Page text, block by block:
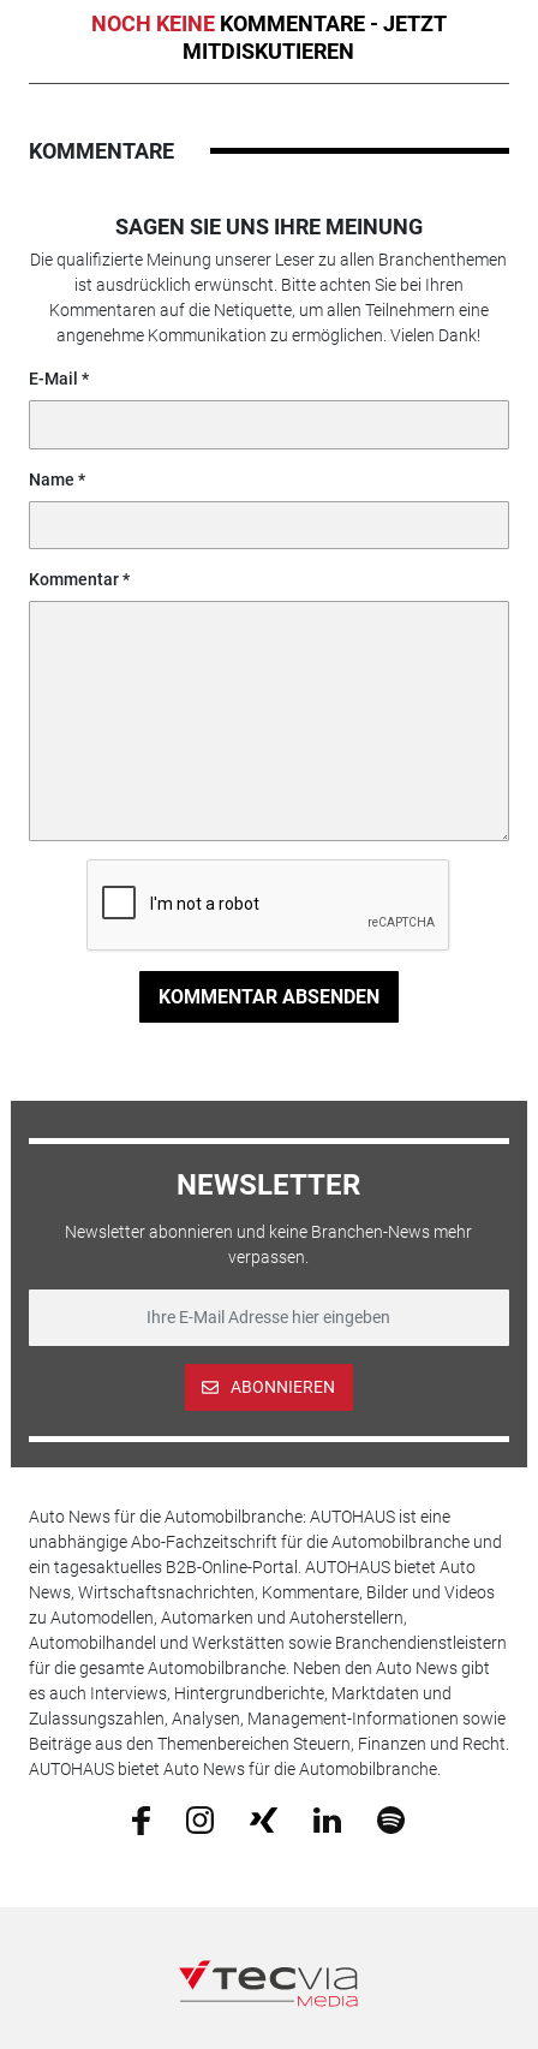
NOCH KEINE KOMMENTARE - JETZT
MITDISKUTIEREN
KOMMENTARE
SAGEN SIE UNS IHRE MEINUNG
Die qualifizierte Meinung unserer Leser zu allen Branchenthemen
ist ausdrücklich erwünscht. Bitte achten Sie bei Ihren
Kommentaren auf die Netiquette, um allen Teilnehmern eine
angenehme Kommunikation zu ermöglichen. Vielen Dank!
E-Mail
Name
Kommentar
KOMMENTAR ABSENDEN
NEWSLETTER
Newsletter abonnieren und keine Branchen-News mehr
verpassen.
ABONNIEREN
Auto News für die Automobilbranche: AUTOHAUS ist eine
unabhängige Abo-Fachzeitschrift für die Automobilbranche und
ein tagesaktuelles B2B-Online-Portal. AUTOHAUS bietet Auto
News, Wirtschaftsnachrichten, Kommentare, Bilder und Videos
zu Automodellen, Automarken und Autoherstellern,
Automobilhandel und Werkstätten sowie Branchendienstleistern
für die gesamte Automobilbranche. Neben den Auto News gibt
es auch Interviews, Hintergrundberichte, Marktdaten und
Zulassungszahlen, Analysen, Management-Informationen sowie
Beiträge aus den Themenbereichen Steuern, Finanzen und Recht.
AUTOHAUS bietet Auto News für die Automobilbranche.